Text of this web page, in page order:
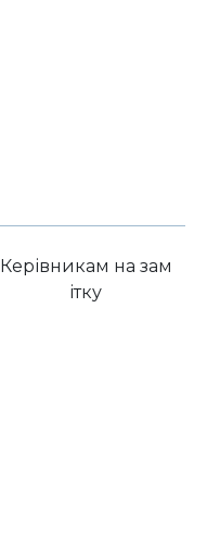
Керівникам на зам
ітку